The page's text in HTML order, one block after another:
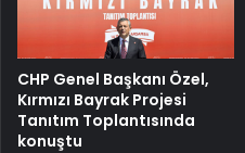
CHP Genel Başkanı Özel,
Kırmızı Bayrak Projesi
Tanıtım Toplantısında
konuştu